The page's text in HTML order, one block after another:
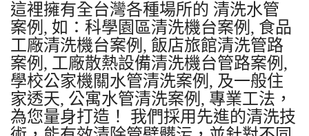
這裡擁有全台灣各種場所的 清洗水管
案例, 如：科學園區清洗機台案例, 食品
工廠清洗機台案例, 飯店旅館清洗管路
案例, 工廠散熱設備清洗機台管路案例,
學校公家機關水管清洗案例, 及一般住
家透天, 公寓水管清洗案例, 專業工法，
為您量身打造！ 我們採用先進的清洗技